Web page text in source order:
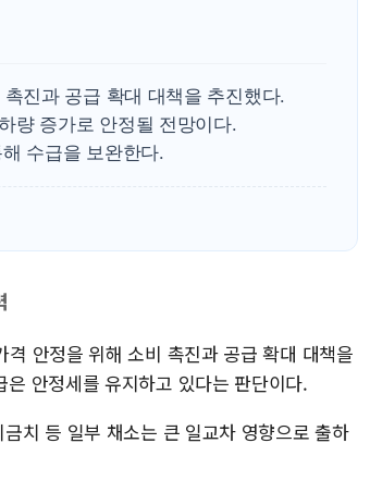
[베트남 증시] 지수 하락 속
'월가의 황제' 다이먼 "금융시장
양주 섬유염색공장서 화재 1명 중
진과 공급 확대 대책을 추진했다.
량 증가로 안정될 전망이다.
수급을 보완한다.
안정을 위해 소비 촉진과 공급 확대 대책을
안정세를 유지하고 있다는 판단이다.
치 등 일부 채소는 큰 일교차 영향으로 출하